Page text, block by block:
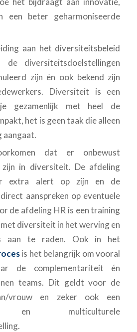
een beter geharmoniseerde
aan het diversiteitsbeleid
diversiteitsdoelstellingen
zijn én ook bekend zijn
Diversiteit is een
gezamenlijk met heel de
het is geen taak die alleen
aangaat.
dat er onbewust
zijn in diversiteit. De afdeling
extra alert op zijn en de
aanspreken op eventuele
de afdeling HR is een training
diversiteit in het werving en
aan te raden. Ook in het
is het belangrijk om vooral
de complementariteit én
teams. Dit geldt voor de
vrouw en zeker ook een
en multiculturele